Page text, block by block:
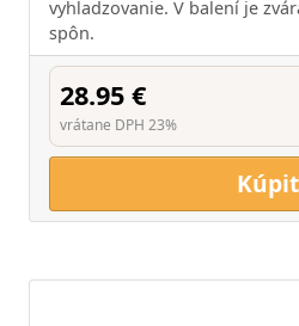
vyhladzovanie. V balení je
spôn.
28.95 €
vrátane DPH 23%
Kúpiť